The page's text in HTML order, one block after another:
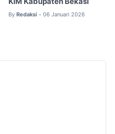
By Redaksi • 06 Januari 2026